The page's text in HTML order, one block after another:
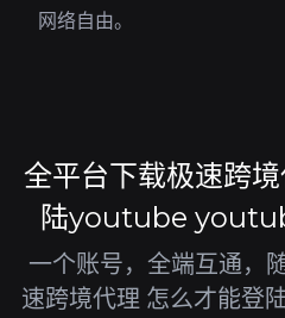
网络自由。
全平台下载极速跨
陆youtube
一个账号，全端互通，
速跨境代理 怎么才能登